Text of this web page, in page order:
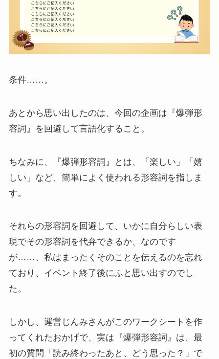
条件……。
あとから思い出したのは、今回の企画は『爆弾形
容詞』を回避して言語化すること。
ちなみに、『爆弾形容詞』とは、「楽しい」「嬉
しい」など、簡単によく使われる形容詞を指しま
す。
それらの形容詞を回避して、いかに自分らしい表
現でその形容詞を代弁できるか、なのです
が……、私はまったくそのことを伝えるのを忘れ
ており、イベント終了後にふと思い出すのでし
た。
しかし、運営じんみさんがこのワークシートを作
ってくれたおかげで、実は『爆弾形容詞』は、最
初の質問「読み終わったあと、どう思った？」で